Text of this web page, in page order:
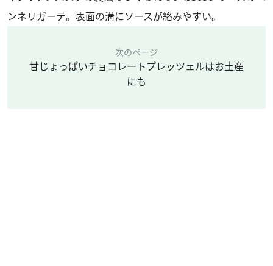
ンネリガーテ。表面の溝にソースが絡みやすい。
次のページ
甘じょっぱいチョコレートプレッツェルはお土産
にも